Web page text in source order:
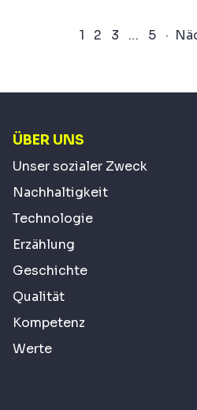
1 2 3 … 5 ·
ÜBER UNS
Unser sozialer Zweck
Nachhaltigkeit
Technologie
Erzählung
Geschichte
Qualität
Kompetenz
Werte